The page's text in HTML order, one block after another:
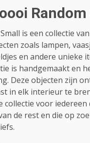
is een collectie
zoals lampen,
en andere unieke
is handgemaakt en
Deze objecten zijn
in elk interieur te
collectie voor iedereen
de rest en die op